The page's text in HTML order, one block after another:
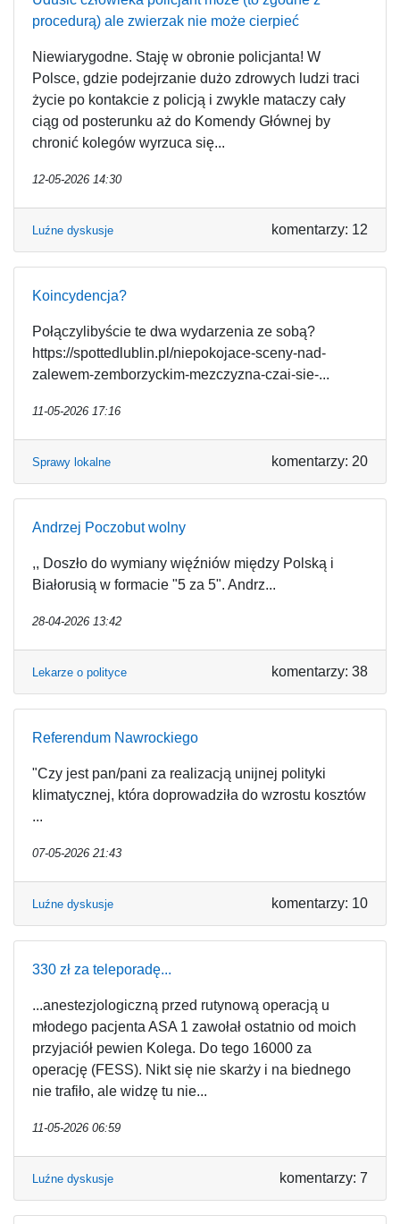
procedurą) ale zwierzak nie może cierpieć
Niewiarygodne. Staję w obronie policjanta! W
Polsce, gdzie podejrzanie dużo zdrowych ludzi traci
życie po kontakcie z policją i zwykle mataczy cały
ciąg od posterunku aż do Komendy Głównej by
chronić kolegów wyrzuca się...
12-05-2026 14:30
Luźne dyskusje komentarzy: 12
Koincydencja?
Połączylibyście te dwa wydarzenia ze sobą?
https://spottedlublin.pl/niepokojace-sceny-nad-
zalewem-zemborzyckim-mezczyzna-czai-sie-...
11-05-2026 17:16
Sprawy lokalne komentarzy: 20
Andrzej Poczobut wolny
,, Doszło do wymiany więźniów między Polską i
Białorusią w formacie "5 za 5". Andrz...
28-04-2026 13:42
Lekarze o polityce komentarzy: 38
Referendum Nawrockiego
"Czy jest pan/pani za realizacją unijnej polityki
klimatycznej, która doprowadziła do wzrostu kosztów
...
07-05-2026 21:43
Luźne dyskusje komentarzy: 10
330 zł za teleporadę...
...anestezjologiczną przed rutynową operacją u
młodego pacjenta ASA 1 zawołał ostatnio od moich
przyjaciół pewien Kolega. Do tego 16000 za
operację (FESS). Nikt się nie skarży i na biednego
nie trafiło, ale widzę tu nie...
11-05-2026 06:59
Luźne dyskusje komentarzy: 7